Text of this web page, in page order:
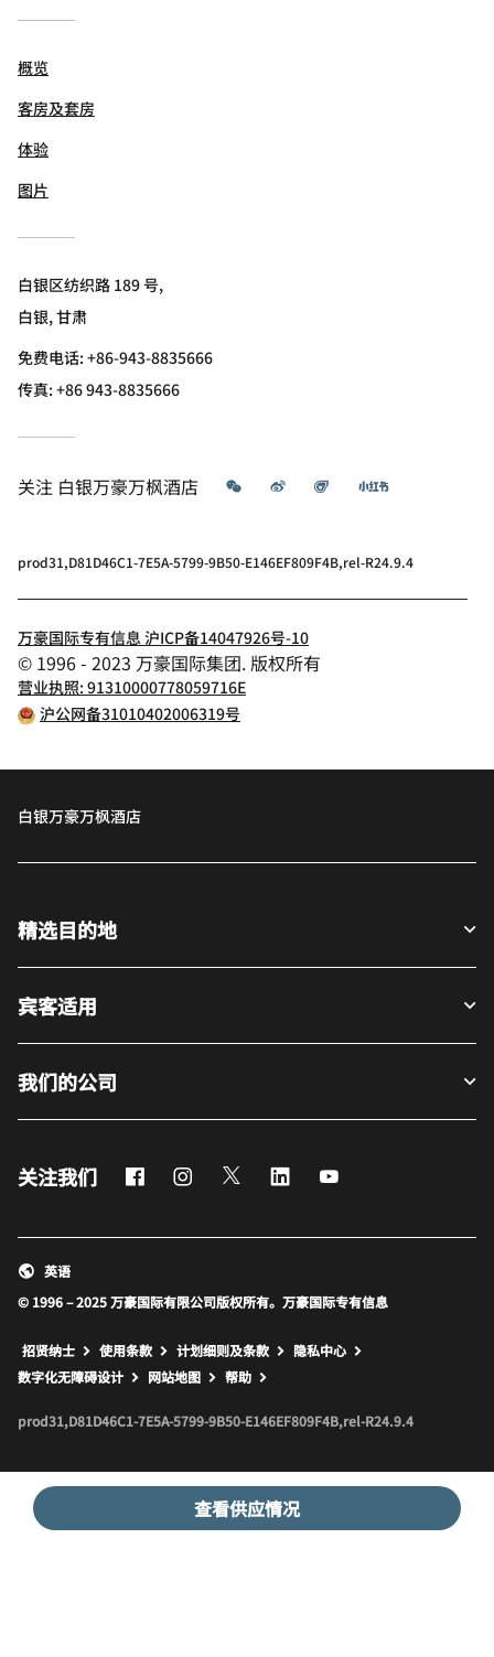
查看供应情况
概览
客房及套房
体验
图片
白银区纺织路 189 号,
白银, 甘肃
免费电话:+86-943-8835666
传真:+86 943-8835666
关注 白银万豪万枫酒店 微信 微博 飞猪 小红书
prod31,D81D46C1-7E5A-5799-9B50-E146EF809F4B,rel-R24.9.4
万豪国际专有信息 沪ICP备14047926号-10
© 1996 - 2023 万豪国际集团. 版权所有
营业执照: 91310000778059716E
沪公网备31010402006319号
白银万豪万枫酒店
精选目的地
宾客适用
我们的公司
关注我们 FacebookInstagram
Twitter LinkedIn
© 1996 – 2025 万豪国际有限公司版权所有。万豪国际专有信息
英语
招贤纳士 使用条款 计划细则及条款
隐私中心
数字化无障碍设计
网站地图 打开新窗口
帮助
prod31,D81D46C1-7E5A-5799-9B50-E146EF809F4B,rel-R24.9.4